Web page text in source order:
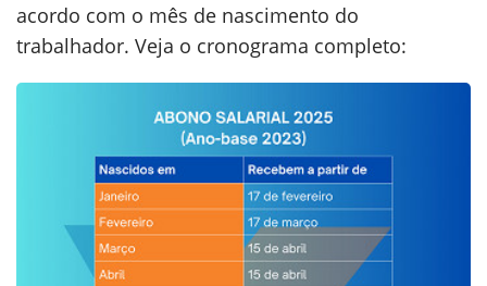
acordo com o mês de nascimento do
trabalhador. Veja o cronograma completo: